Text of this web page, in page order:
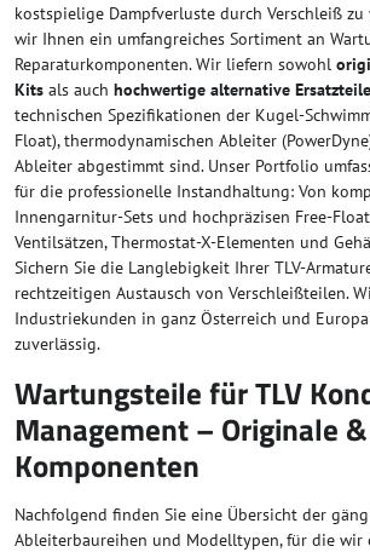
kostspielige Dampfverluste durch Verschleiß zu
wir Ihnen ein umfangreiches Sortiment an
Reparaturkomponenten. Wir liefern sowohl
Kits als auch hochwertige alternative Ersatzteile
technischen Spezifikationen der Kugel-
Float), thermodynamischen Ableiter
Ableiter abgestimmt sind. Unser Portfolio
für die professionelle Instandhaltung: Von
Innengarnitur-Sets und hochpräzisen Free-
Ventilsätzen, Thermostat-X-Elementen und
Sichern Sie die Langlebigkeit Ihrer TLV-
rechtzeitigen Austausch von Verschleißteilen.
Industriekunden in ganz Österreich und
zuverlässig.
Wartungsteile für TLV
Management – Originale
Komponenten
Nachfolgend finden Sie eine Übersicht der
Ableiterbaureihen und Modelltypen, für die wir